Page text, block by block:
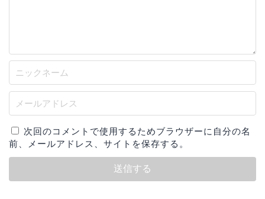
次回のコメントで使用するためブラウザーに自分の名
前、メールアドレス、サイトを保存する。